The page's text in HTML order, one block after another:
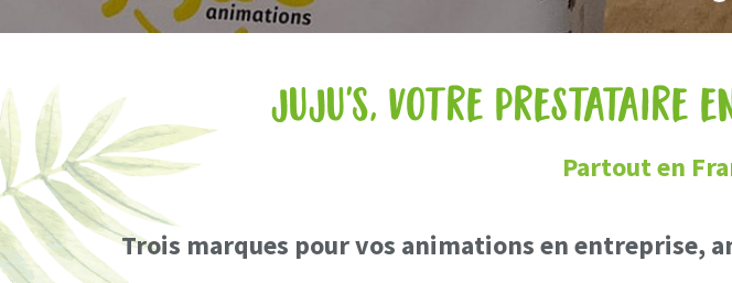
JUJU'S, votre prestataire
Partout en
Trois marques pour vos animations en